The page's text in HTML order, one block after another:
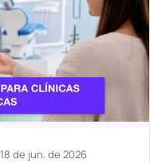
18 de jun. de 2026